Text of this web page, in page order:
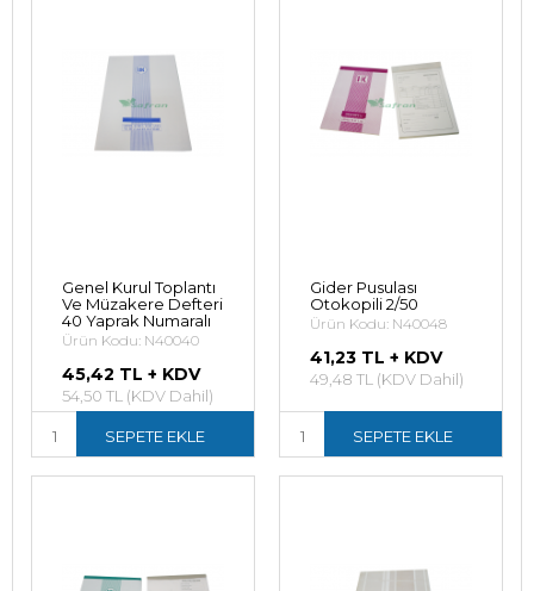
Genel Kurul Toplantı
Ve Müzakere Defteri
40 Yaprak Numaralı
Ürün Kodu: N40040
45,42 TL + KDV
54,50 TL (KDV Dahil)
SEPETE EKLE
Gider Pusulası
Otokopili 2/50
Ürün Kodu: N40048
41,23 TL + KDV
49,48 TL (KDV Dahil)
SEPETE EKLE